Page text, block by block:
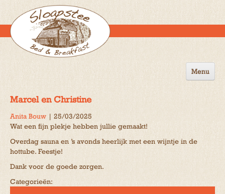
Menu
Marcel en Christine
Anita Bouw | 25/03/2025
Wat een fijn plekje hebben jullie gemaakt!
Overdag sauna en ’s avonds heerlijk met een wijntje in de
hottube. Feestje!
Dank voor de goede zorgen.
Categorieën: